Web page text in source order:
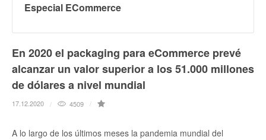
Especial ECommerce
En 2020 el packaging para eCommerce prevé
alcanzar un valor superior a los 51.000 millones
de dólares a nivel mundial
17.12.2020 4509
A lo largo de los últimos meses la pandemia mundial del